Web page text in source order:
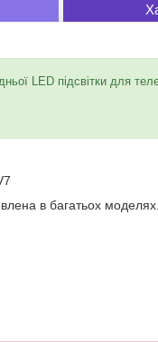
LED підсвітки для
в багатьох